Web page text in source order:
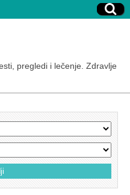
pregledi i lečenje. Zdravlje